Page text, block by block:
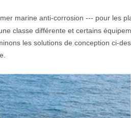
marine anti-corrosion --- pour les
classe différente et certains
les solutions de conception ci-